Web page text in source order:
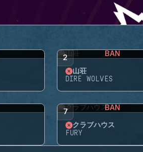
2 BAN
山荘
DIRE WOLVES
7 BAN
クラブハウス
FURY